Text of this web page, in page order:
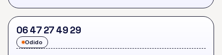
06 47 27 49 29
Odido